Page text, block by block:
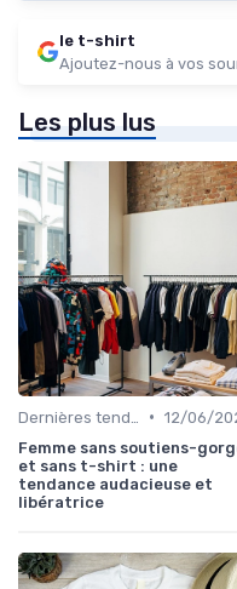
le t-shirt
Ajoutez-nous à vos
Les plus lus
• 12/06/
Femme sans soutiens-
et sans t-shirt : une
tendance audacieuse et
libératrice